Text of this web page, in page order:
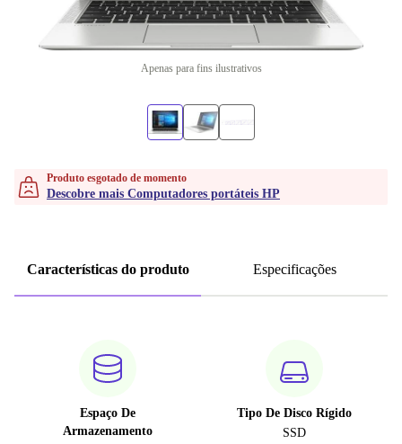
Apenas para fins ilustrativos
Produto esgotado de momento
Descobre mais Computadores portáteis HP
Características do produto Especificações
Espaço De
Armazenamento
Tipo De Disco Rígido
SSD